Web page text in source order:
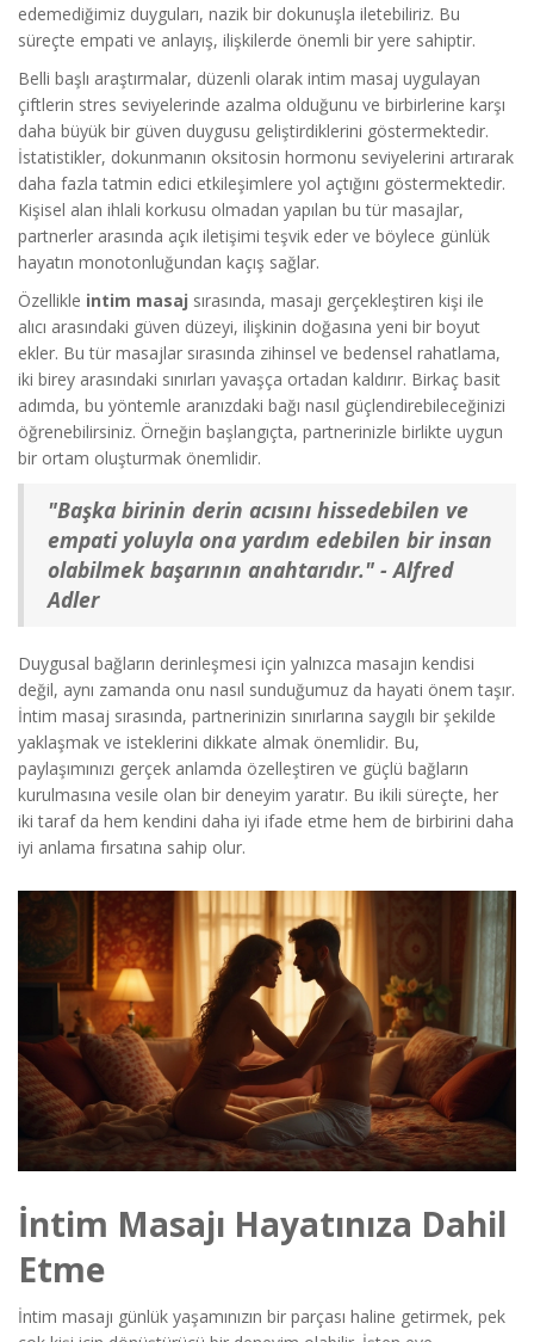
edemediğimiz duyguları, nazik bir dokunuşla iletebiliriz. Bu
süreçte empati ve anlayış, ilişkilerde önemli bir yere sahiptir.
Belli başlı araştırmalar, düzenli olarak intim masaj uygulayan
çiftlerin stres seviyelerinde azalma olduğunu ve birbirlerine karşı
daha büyük bir güven duygusu geliştirdiklerini göstermektedir.
İstatistikler, dokunmanın oksitosin hormonu seviyelerini artırarak
daha fazla tatmin edici etkileşimlere yol açtığını göstermektedir.
Kişisel alan ihlali korkusu olmadan yapılan bu tür masajlar,
partnerler arasında açık iletişimi teşvik eder ve böylece günlük
hayatın monotonluğundan kaçış sağlar.
Özellikle intim masaj sırasında, masajı gerçekleştiren kişi ile
alıcı arasındaki güven düzeyi, ilişkinin doğasına yeni bir boyut
ekler. Bu tür masajlar sırasında zihinsel ve bedensel rahatlama,
iki birey arasındaki sınırları yavaşça ortadan kaldırır. Birkaç basit
adımda, bu yöntemle aranızdaki bağı nasıl güçlendirebileceğinizi
öğrenebilirsiniz. Örneğin başlangıçta, partnerinizle birlikte uygun
bir ortam oluşturmak önemlidir.
"Başka birinin derin acısını hissedebilen ve
empati yoluyla ona yardım edebilen bir insan
olabilmek başarının anahtarıdır." - Alfred
Adler
Duygusal bağların derinleşmesi için yalnızca masajın kendisi
değil, aynı zamanda onu nasıl sunduğumuz da hayati önem taşır.
İntim masaj sırasında, partnerinizin sınırlarına saygılı bir şekilde
yaklaşmak ve isteklerini dikkate almak önemlidir. Bu,
paylaşımınızı gerçek anlamda özelleştiren ve güçlü bağların
kurulmasına vesile olan bir deneyim yaratır. Bu ikili süreçte, her
iki taraf da hem kendini daha iyi ifade etme hem de birbirini daha
iyi anlama fırsatına sahip olur.
İntim Masajı Hayatınıza Dahil
Etme
İntim masajı günlük yaşamınızın bir parçası haline getirmek, pek